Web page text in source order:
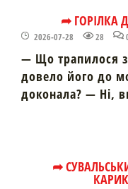
➦ ГОРІЛКА
2026-07-28 28
— Що трапилося
довело його до
доконала? — Ні,
➦